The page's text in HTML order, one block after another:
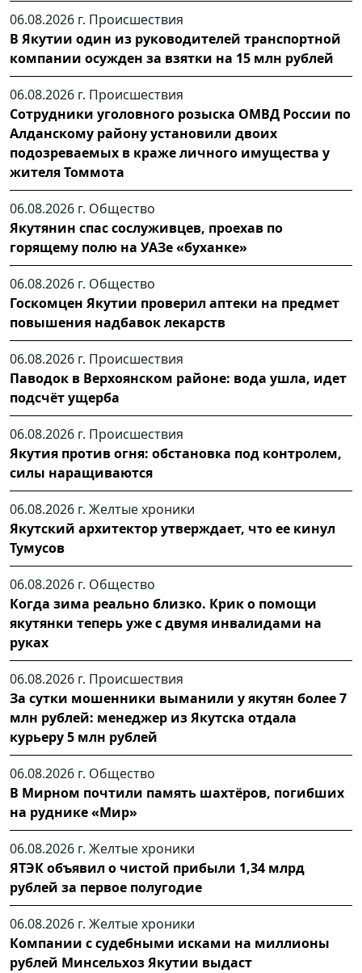
06.08.2026 г. Происшествия
В Якутии один из руководителей транспортной
компании осужден за взятки на 15 млн рублей
06.08.2026 г. Происшествия
Сотрудники уголовного розыска ОМВД России по
Алданскому району установили двоих
подозреваемых в краже личного имущества у
жителя Томмота
06.08.2026 г. Общество
Якутянин спас сослуживцев, проехав по
горящему полю на УАЗе «буханке»
06.08.2026 г. Общество
Госкомцен Якутии проверил аптеки на предмет
повышения надбавок лекарств
06.08.2026 г. Происшествия
Паводок в Верхоянском районе: вода ушла, идет
подсчёт ущерба
06.08.2026 г. Происшествия
Якутия против огня: обстановка под контролем,
силы наращиваются
06.08.2026 г. Желтые хроники
Якутский архитектор утверждает, что ее кинул
Тумусов
06.08.2026 г. Общество
Когда зима реально близко. Крик о помощи
якутянки теперь уже с двумя инвалидами на
руках
06.08.2026 г. Происшествия
За сутки мошенники выманили у якутян более 7
млн рублей: менеджер из Якутска отдала
курьеру 5 млн рублей
06.08.2026 г. Общество
В Мирном почтили память шахтёров, погибших
на руднике «Мир»
06.08.2026 г. Желтые хроники
ЯТЭК объявил о чистой прибыли 1,34 млрд
рублей за первое полугодие
06.08.2026 г. Желтые хроники
Компании с судебными исками на миллионы
рублей Минсельхоз Якутии выдаст